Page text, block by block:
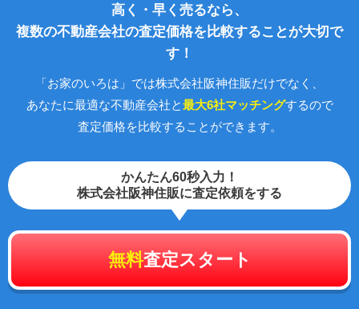
高く・早く売るなら、
複数の不動産会社の査定価格を比較することが大切で
す！
「お家のいろは」では株式会社阪神住販だけでなく、
あなたに最適な不動産会社と最大6社マッチングするので
査定価格を比較することができます。
かんたん60秒入力！
株式会社阪神住販に査定依頼をする
無料査定スタート